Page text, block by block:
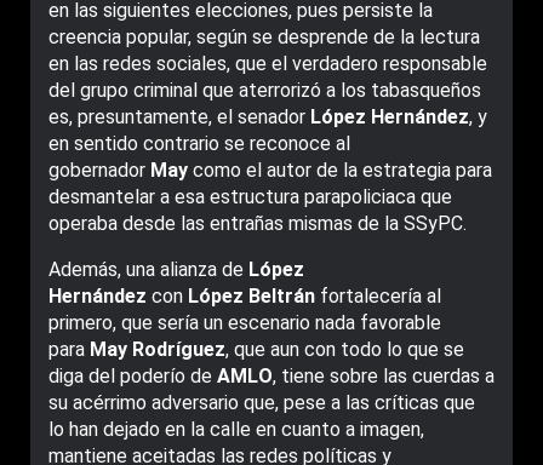
en las siguientes elecciones, pues persiste la
creencia popular, según se desprende de la lectura
en las redes sociales, que el verdadero responsable
del grupo criminal que aterrorizó a los tabasqueños
es, presuntamente, el senador López Hernández, y
en sentido contrario se reconoce al
gobernador May como el autor de la estrategia para
desmantelar a esa estructura parapoliciaca que
operaba desde las entrañas mismas de la SSyPC.
Además, una alianza de López
Hernández con López Beltrán fortalecería al
primero, que sería un escenario nada favorable
para May Rodríguez, que aun con todo lo que se
diga del poderío de AMLO, tiene sobre las cuerdas a
su acérrimo adversario que, pese a las críticas que
lo han dejado en la calle en cuanto a imagen,
mantiene aceitadas las redes políticas y